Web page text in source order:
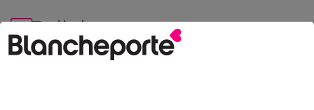
Livraison express
domicile, relais, consignes automatiques